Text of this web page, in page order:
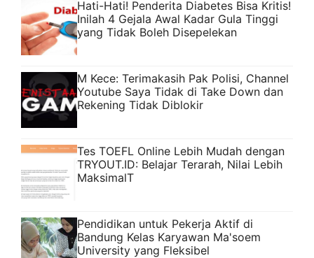
Hati-Hati! Penderita Diabetes Bisa Kritis!
Inilah 4 Gejala Awal Kadar Gula Tinggi
yang Tidak Boleh Disepelekan
M Kece: Terimakasih Pak Polisi, Channel
Youtube Saya Tidak di Take Down dan
Rekening Tidak Diblokir
Tes TOEFL Online Lebih Mudah dengan
TRYOUT.ID: Belajar Terarah, Nilai Lebih
MaksimalT
Pendidikan untuk Pekerja Aktif di
Bandung Kelas Karyawan Ma'soem
University yang Fleksibel